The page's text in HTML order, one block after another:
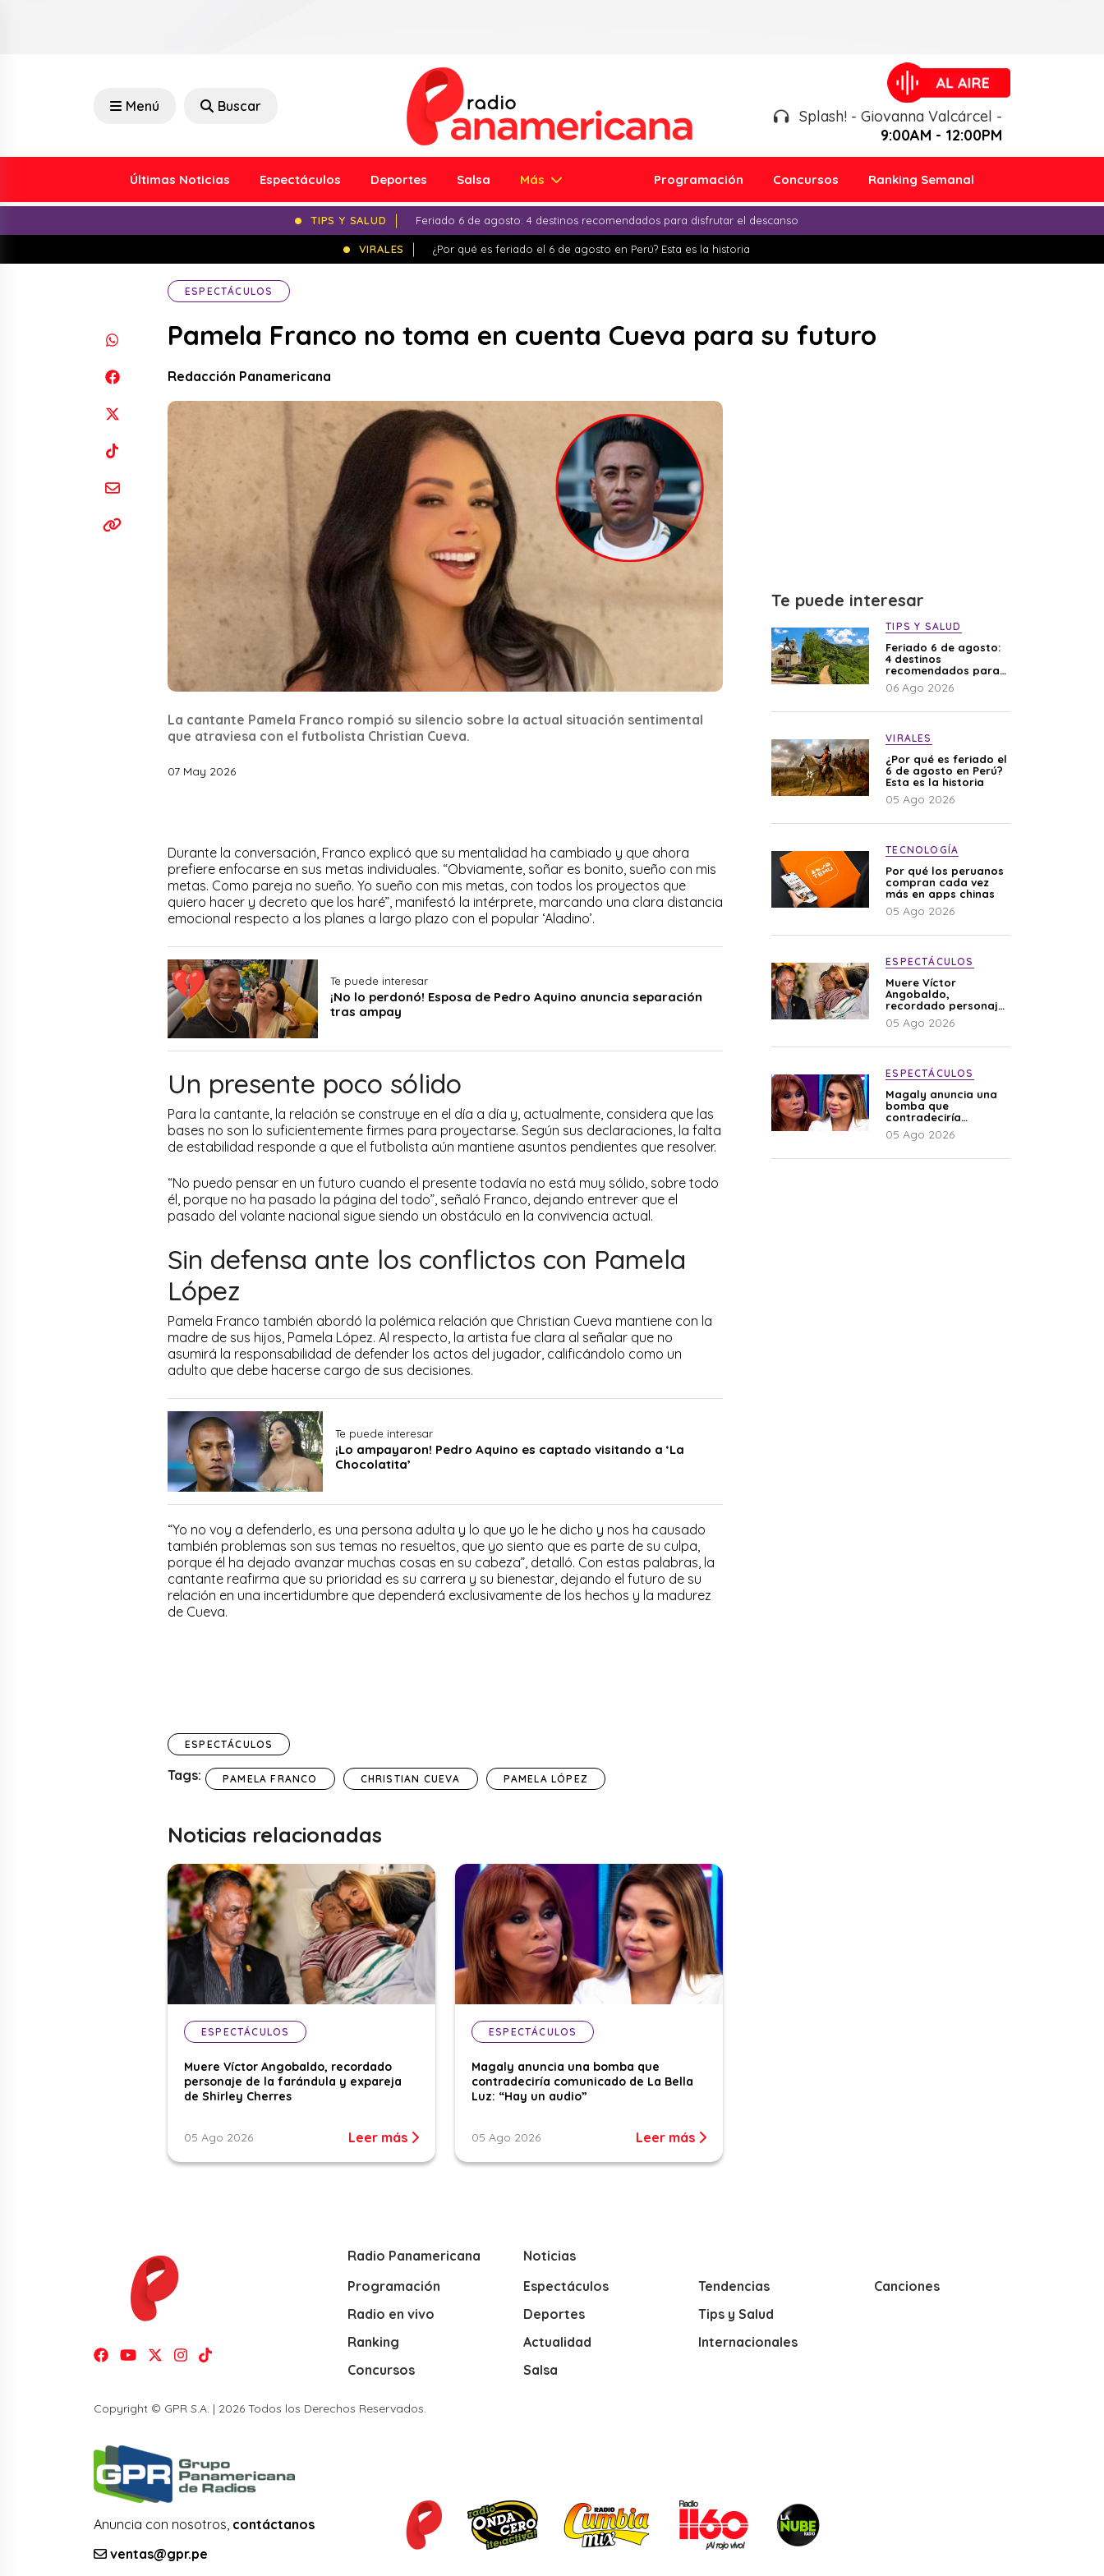
Menú Buscar
Splash! - Giovanna Valcárcel -
9:00AM - 12:00PM
Últimas Noticias Espectáculos Deportes Salsa Más Programación Concursos Ranking Semanal
TIPS Y SALUD Feriado 6 de agosto: 4 destinos recomendados para disfrutar el descanso
VIRALES ¿Por qué es feriado el 6 de agosto en Perú? Esta es la historia
ESPECTÁCULOS
Pamela Franco no toma en cuenta Cueva para su futuro
Redacción Panamericana
La cantante Pamela Franco rompió su silencio sobre la actual situación sentimental
que atraviesa con el futbolista Christian Cueva.
07 May 2026
Durante la conversación, Franco explicó que su mentalidad ha cambiado y que ahora
prefiere enfocarse en sus metas individuales. “Obviamente, soñar es bonito, sueño con mis
metas. Como pareja no sueño. Yo sueño con mis metas, con todos los proyectos que
quiero hacer y decreto que los haré”, manifestó la intérprete, marcando una clara distancia
emocional respecto a los planes a largo plazo con el popular ‘Aladino’.
Te puede interesar
¡No lo perdonó! Esposa de Pedro Aquino anuncia separación
tras ampay
Un presente poco sólido
Para la cantante, la relación se construye en el día a día y, actualmente, considera que las
bases no son lo suficientemente firmes para proyectarse. Según sus declaraciones, la falta
de estabilidad responde a que el futbolista aún mantiene asuntos pendientes que resolver.
“No puedo pensar en un futuro cuando el presente todavía no está muy sólido, sobre todo
él, porque no ha pasado la página del todo”, señaló Franco, dejando entrever que el
pasado del volante nacional sigue siendo un obstáculo en la convivencia actual.
Sin defensa ante los conflictos con Pamela
López
Pamela Franco también abordó la polémica relación que Christian Cueva mantiene con la
madre de sus hijos, Pamela López. Al respecto, la artista fue clara al señalar que no
asumirá la responsabilidad de defender los actos del jugador, calificándolo como un
adulto que debe hacerse cargo de sus decisiones.
Te puede interesar
¡Lo ampayaron! Pedro Aquino es captado visitando a ‘La
Chocolatita’
“Yo no voy a defenderlo, es una persona adulta y lo que yo le he dicho y nos ha causado
también problemas son sus temas no resueltos, que yo siento que es parte de su culpa,
porque él ha dejado avanzar muchas cosas en su cabeza”, detalló. Con estas palabras, la
cantante reafirma que su prioridad es su carrera y su bienestar, dejando el futuro de su
relación en una incertidumbre que dependerá exclusivamente de los hechos y la madurez
de Cueva.
ESPECTÁCULOS
Tags: PAMELA FRANCO CHRISTIAN CUEVA PAMELA LÓPEZ
Noticias relacionadas
ESPECTÁCULOS
Muere Víctor Angobaldo, recordado
personaje de la farándula y expareja
de Shirley Cherres
05 Ago 2026 Leer más
ESPECTÁCULOS
Magaly anuncia una bomba que
contradeciría comunicado de La Bella
Luz: “Hay un audio”
05 Ago 2026 Leer más
Te puede interesar
TIPS Y SALUD
Feriado 6 de agosto:
4 destinos
recomendados para
disfrutar el descanso
06 Ago 2026
VIRALES
¿Por qué es feriado el
6 de agosto en Perú?
Esta es la historia
05 Ago 2026
TECNOLOGÍA
Por qué los peruanos
compran cada vez
más en apps chinas
05 Ago 2026
ESPECTÁCULOS
Muere Víctor
Angobaldo,
recordado personaje
de la farándula y
expareja de Shirley
05 Ago 2026
ESPECTÁCULOS
Magaly anuncia una
bomba que
contradeciría
comunicado de La
Bella Luz: “Hay un
05 Ago 2026
Radio Panamericana
Programación
Radio en vivo
Ranking
Concursos
Noticias
Espectáculos
Deportes
Actualidad
Salsa
Tendencias
Tips y Salud
Internacionales
Canciones
Copyright © GPR S.A. | 2026 Todos los Derechos Reservados.
Anuncia con nosotros, contáctanos
ventas@gpr.pe